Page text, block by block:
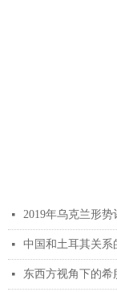
넷 2019年乌克兰形势
넷 中国和土耳其关系
넷 东西方视角下的